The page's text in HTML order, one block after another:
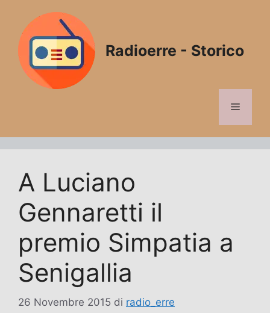
contenuto
Radioerre - Storico
Menu
A Luciano
Gennaretti il
premio Simpatia a
Senigallia
26 Novembre 2015 di radio_erre